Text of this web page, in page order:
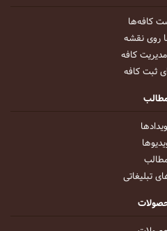
کافه‌ها
روی نقشه
کافه
ثبت کافه
تبلیغاتی